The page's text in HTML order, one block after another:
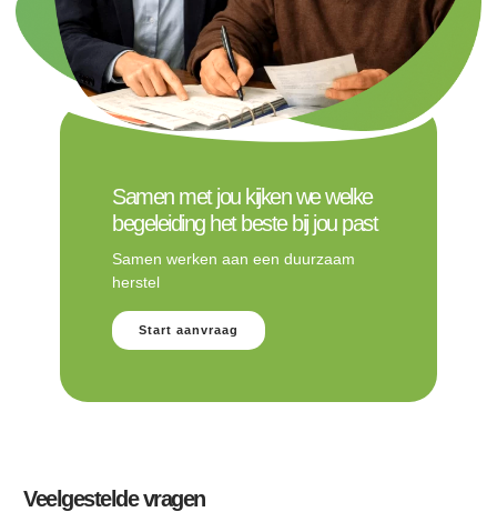
Samen met jou kijken we welke
begeleiding het beste bij jou past
Samen werken aan een duurzaam
herstel
Start aanvraag
Veelgestelde vragen